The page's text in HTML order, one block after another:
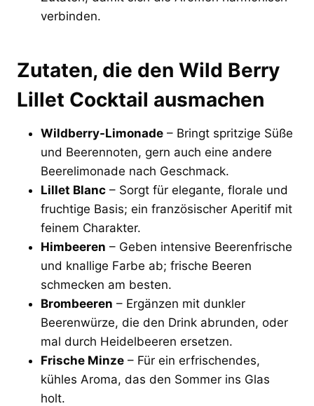
verbinden.
Zutaten, die den Wild Berry
Lillet Cocktail ausmachen
Wildberry-Limonade – Bringt spritzige Süße
und Beerennoten, gern auch eine andere
Beerelimonade nach Geschmack.
Lillet Blanc – Sorgt für elegante, florale und
fruchtige Basis; ein französischer Aperitif mit
feinem Charakter.
Himbeeren – Geben intensive Beerenfrische
und knallige Farbe ab; frische Beeren
schmecken am besten.
Brombeeren – Ergänzen mit dunkler
Beerenwürze, die den Drink abrunden, oder
mal durch Heidelbeeren ersetzen.
Frische Minze – Für ein erfrischendes,
kühles Aroma, das den Sommer ins Glas
holt.